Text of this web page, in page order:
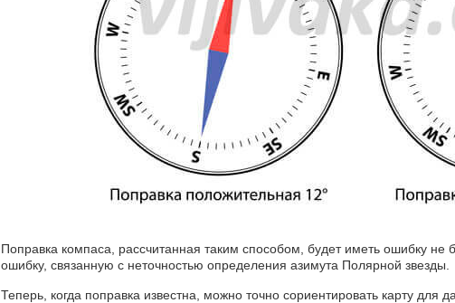
Поправка компаса, рассчитанная таким способом, будет иметь ошибку не
ошибку, связанную с неточностью определения азимута Полярной звезды.
Теперь, когда поправка известна, можно точно сориентировать карту для